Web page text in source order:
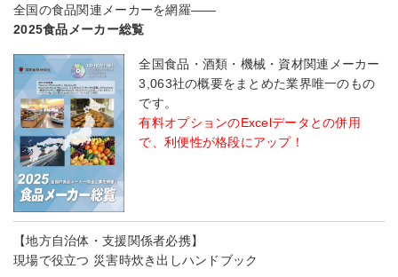
全国の食品関連メーカーを網羅――
2025食品メーカー総覧
全国食品・酒類・機械・資材関連メーカー
3,063社の概要をまとめた業界唯一のもの
です。
有料オプションのExcelデータとの併用
で、利便性が格段にアップ！
【地方自治体・支援関係者必携】
現場で役立つ 災害時炊き出しハンドブック